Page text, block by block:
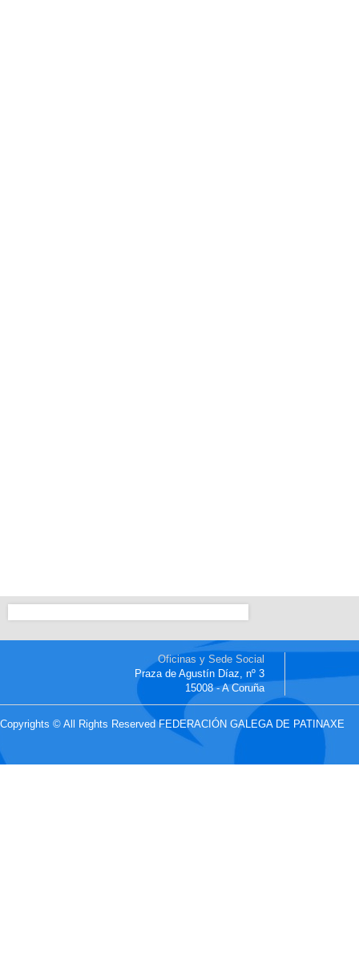
Oficinas y Sede Social
Praza de Agustín Díaz, nº 3
15008 - A Coruña
Copyrights © All Rights Reserved FEDERACIÓN GALEGA DE PATINAXE